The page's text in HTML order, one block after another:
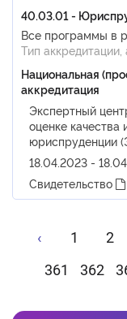
40.03.01 -
Все программы в
Тип аккредитации,
Национальная
аккредитация
Экспертный
оценке качества
юриспруденции
18.04.2023 -
Свидетельство
‹ 1 2
361
362